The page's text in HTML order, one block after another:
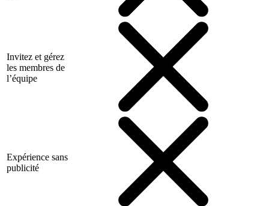
Invitez et gérez
les membres de
l’équipe
Expérience sans
publicité